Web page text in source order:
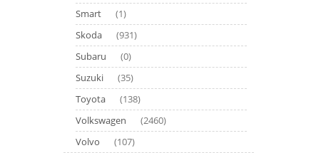
Smart (1)
Skoda (931)
Subaru (0)
Suzuki (35)
Toyota (138)
Volkswagen (2460)
Volvo (107)